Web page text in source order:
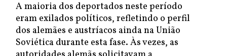
A maioria dos deportados neste período
eram exilados políticos, refletindo o perfil
dos alemães e austríacos ainda na União
Soviética durante esta fase. Às vezes, as